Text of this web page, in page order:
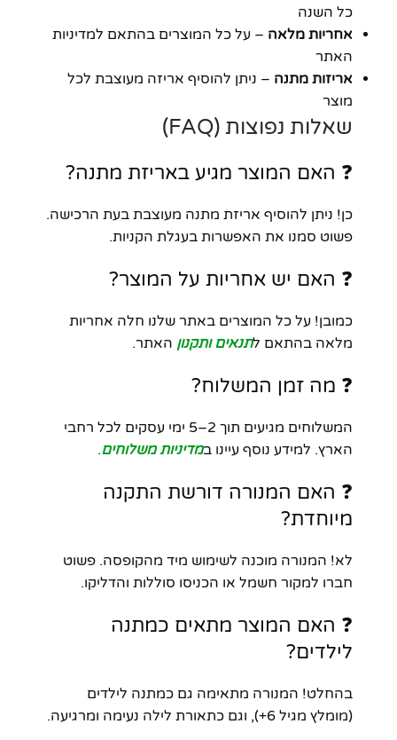
כל השנה
אחריות מלאה – על כל המוצרים בהתאם למדיניות
האתר
אריזות מתנה – ניתן להוסיף אריזה מעוצבת לכל
מוצר
שאלות נפוצות (FAQ)
❓ האם המוצר מגיע באריזת מתנה?
כן! ניתן להוסיף אריזת מתנה מעוצבת בעת הרכישה.
פשוט סמנו את האפשרות בעגלת הקניות.
❓ האם יש אחריות על המוצר?
כמובן! על כל המוצרים באתר שלנו חלה אחריות
מלאה בהתאם לתנאים ותקנון האתר.
❓ מה זמן המשלוח?
המשלוחים מגיעים תוך 2–5 ימי עסקים לכל רחבי
הארץ. למידע נוסף עיינו במדיניות משלוחים.
❓ האם המנורה דורשת התקנה
מיוחדת?
לא! המנורה מוכנה לשימוש מיד מהקופסה. פשוט
חברו למקור חשמל או הכניסו סוללות והדליקו.
❓ האם המוצר מתאים כמתנה
לילדים?
בהחלט! המנורה מתאימה גם כמתנה לילדים
(מומלץ מגיל 6+), וגם כתאורת לילה נעימה ומרגיעה.